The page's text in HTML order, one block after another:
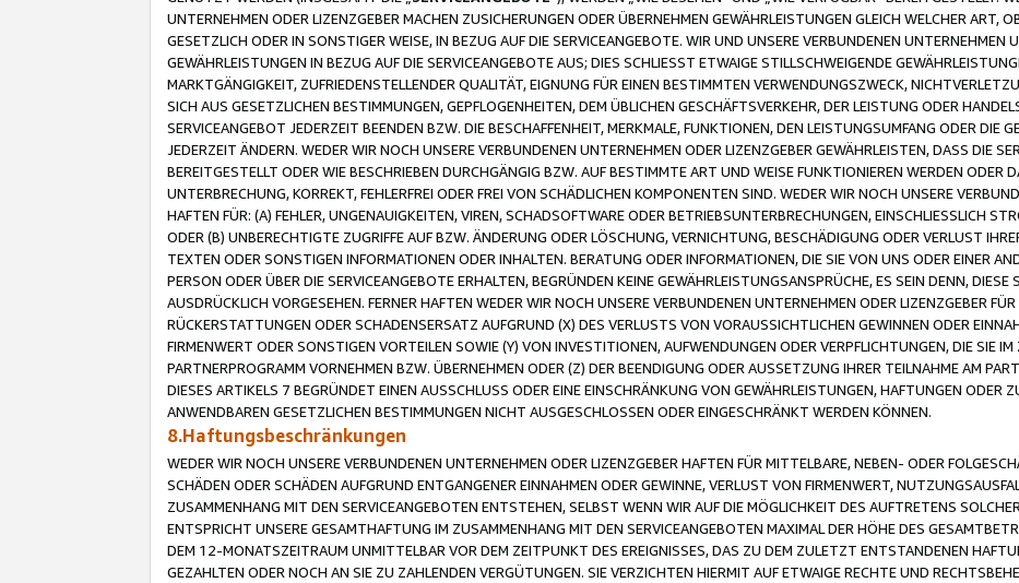
UNTERNEHMEN ODER LIZENZGEBER MACHEN ZUSICHERUNGEN ODER ÜBERNEHMEN GEWÄHRLEISTUNGEN GLEICH WELCHER ART,
GESETZLICH ODER IN SONSTIGER WEISE, IN BEZUG AUF DIE SERVICEANGEBOTE. WIR UND UNSERE VERBUNDENEN UNTERNEHMEN
GEWÄHRLEISTUNGEN IN BEZUG AUF DIE SERVICEANGEBOTE AUS; DIES SCHLIESST ETWAIGE STILLSCHWEIGENDE
MARKTGÄNGIGKEIT, ZUFRIEDENSTELLENDER QUALITÄT, EIGNUNG FÜR EINEN BESTIMMTEN VERWENDUNGSZWECK,
SICH AUS GESETZLICHEN BESTIMMUNGEN, GEPFLOGENHEITEN, DEM ÜBLICHEN GESCHÄFTSVERKEHR, DER LEISTUNG ODER
SERVICEANGEBOT JEDERZEIT BEENDEN BZW. DIE BESCHAFFENHEIT, MERKMALE, FUNKTIONEN, DEN LEISTUNGSUMFANG ODER DIE
JEDERZEIT ÄNDERN. WEDER WIR NOCH UNSERE VERBUNDENEN UNTERNEHMEN ODER LIZENZGEBER GEWÄHRLEISTEN, DASS DIE
BEREITGESTELLT ODER WIE BESCHRIEBEN DURCHGÄNGIG BZW. AUF BESTIMMTE ART UND WEISE FUNKTIONIEREN WERDEN ODER
UNTERBRECHUNG, KORREKT, FEHLERFREI ODER FREI VON SCHÄDLICHEN KOMPONENTEN SIND. WEDER WIR NOCH UNSERE
HAFTEN FÜR: (A) FEHLER, UNGENAUIGKEITEN, VIREN, SCHADSOFTWARE ODER BETRIEBSUNTERBRECHUNGEN, EINSCHLIESSLICH
ODER (B) UNBERECHTIGTE ZUGRIFFE AUF BZW. ÄNDERUNG ODER LÖSCHUNG, VERNICHTUNG, BESCHÄDIGUNG ODER VERLUST
TEXTEN ODER SONSTIGEN INFORMATIONEN ODER INHALTEN. BERATUNG ODER INFORMATIONEN, DIE SIE VON UNS ODER EINER
PERSON ODER ÜBER DIE SERVICEANGEBOTE ERHALTEN, BEGRÜNDEN KEINE GEWÄHRLEISTUNGSANSPRÜCHE, ES SEIN DENN, DIESE
AUSDRÜCKLICH VORGESEHEN. FERNER HAFTEN WEDER WIR NOCH UNSERE VERBUNDENEN UNTERNEHMEN ODER LIZENZGEBER
RÜCKERSTATTUNGEN ODER SCHADENSERSATZ AUFGRUND (X) DES VERLUSTS VON VORAUSSICHTLICHEN GEWINNEN ODER
FIRMENWERT ODER SONSTIGEN VORTEILEN SOWIE (Y) VON INVESTITIONEN, AUFWENDUNGEN ODER VERPFLICHTUNGEN, DIE SIE
PARTNERPROGRAMM VORNEHMEN BZW. ÜBERNEHMEN ODER (Z) DER BEENDIGUNG ODER AUSSETZUNG IHRER TEILNAHME AM
DIESES ARTIKELS 7 BEGRÜNDET EINEN AUSSCHLUSS ODER EINE EINSCHRÄNKUNG VON GEWÄHRLEISTUNGEN, HAFTUNGEN ODER
ANWENDBAREN GESETZLICHEN BESTIMMUNGEN NICHT AUSGESCHLOSSEN ODER EINGESCHRÄNKT WERDEN KÖNNEN.
8.Haftungsbeschränkungen
WEDER WIR NOCH UNSERE VERBUNDENEN UNTERNEHMEN ODER LIZENZGEBER HAFTEN FÜR MITTELBARE, NEBEN- ODER
SCHÄDEN ODER SCHÄDEN AUFGRUND ENTGANGENER EINNAHMEN ODER GEWINNE, VERLUST VON FIRMENWERT,
ZUSAMMENHANG MIT DEN SERVICEANGEBOTEN ENTSTEHEN, SELBST WENN WIR AUF DIE MÖGLICHKEIT DES AUFTRETENS
ENTSPRICHT UNSERE GESAMTHAFTUNG IM ZUSAMMENHANG MIT DEN SERVICEANGEBOTEN MAXIMAL DER HÖHE DES
DEM 12-MONATSZEITRAUM UNMITTELBAR VOR DEM ZEITPUNKT DES EREIGNISSES, DAS ZU DEM ZULETZT ENTSTANDENEN
GEZAHLTEN ODER NOCH AN SIE ZU ZAHLENDEN VERGÜTUNGEN. SIE VERZICHTEN HIERMIT AUF ETWAIGE RECHTE UND